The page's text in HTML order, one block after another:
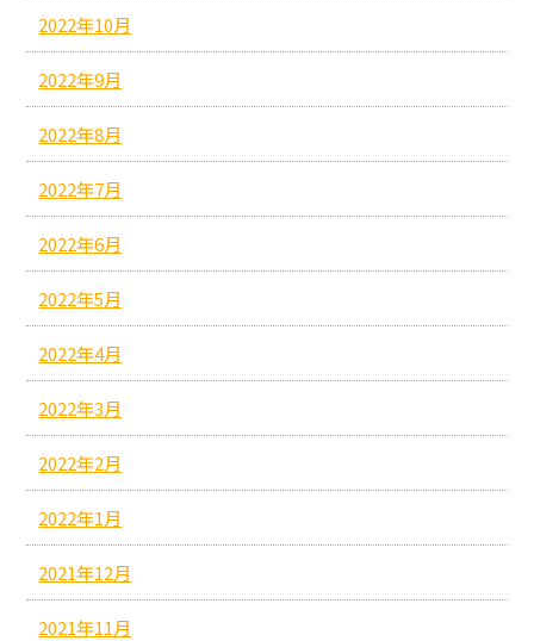
2022年10月
2022年9月
2022年8月
2022年7月
2022年6月
2022年5月
2022年4月
2022年3月
2022年2月
2022年1月
2021年12月
2021年11月